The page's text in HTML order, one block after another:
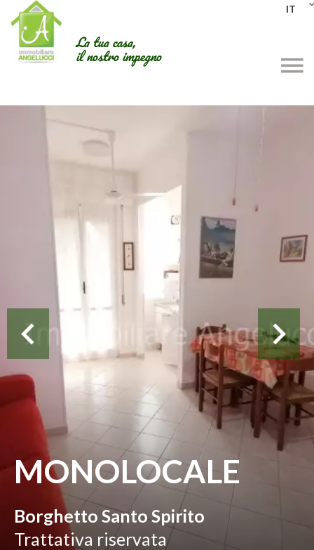
La tua casa,
il nostro impegno
IT
MONOLOCALE
Borghetto Santo Spirito
Trattativa riservata